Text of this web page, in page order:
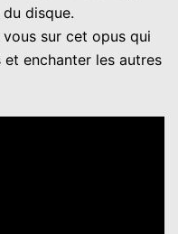
disque.
sur cet opus qui
enchanter les autres